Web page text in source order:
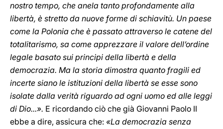
nostro tempo, che anela tanto profondamente alla
libertà, è stretto da nuove forme di schiavitù. Un paese
come la Polonia che è passato attraverso le catene del
totalitarismo, sa come apprezzare il valore dell’ordine
legale basato sui principi della libertà e della
democrazia. Ma la storia dimostra quanto fragili ed
incerte siano le istituzioni della libertà se esse sono
isolate dalla verità riguardo ad ogni uomo ed alle leggi
di Dio...». E ricordando ciò che già Giovanni Paolo II
ebbe a dire, assicura che: «La democrazia senza